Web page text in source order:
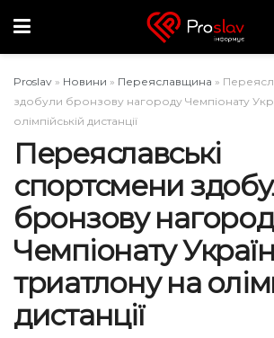
Proslav » Новини » Переяславщина »
здобули бронзову нагороду Чемпіонату
олімпійській дистанції
Переяславські
спортсмени
бронзову
Чемпіонату
триатлону на
дистанції